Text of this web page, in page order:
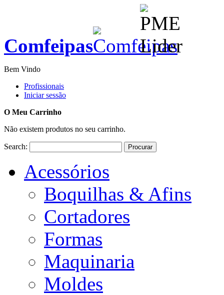
Comfeipas
Bem Vindo
Profissionais
Iniciar sessão
O Meu Carrinho
Não existem produtos no seu carrinho.
Search: Procurar
Acessórios
Boquilhas & Afins
Cortadores
Formas
Maquinaria
Moldes